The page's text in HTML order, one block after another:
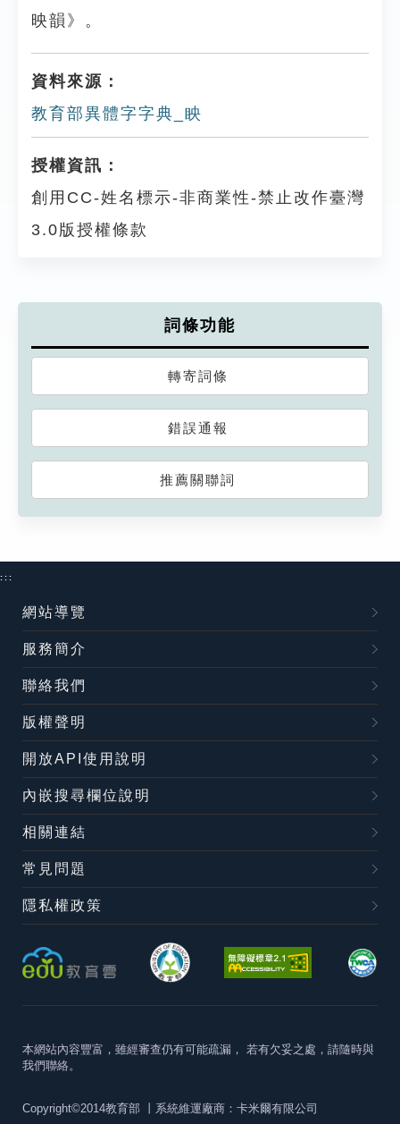
映韻》。
資料來源：
教育部異體字字典_眏
授權資訊：
創用CC-姓名標示-非商業性-禁止改作臺灣
3.0版授權條款
詞條功能
轉寄詞條
錯誤通報
推薦關聯詞
:::
網站導覽
服務簡介
聯絡我們
版權聲明
開放API使用說明
內嵌搜尋欄位說明
相關連結
常見問題
隱私權政策
本網站內容豐富，雖經審查仍有可能疏漏， 若有欠妥之處，請隨時與
我們聯絡。
Copyright©2014教育部 丨系統維運廠商：卡米爾有限公司